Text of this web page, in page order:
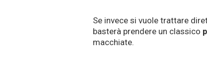
Se invece si vuole trattare
basterà prendere un classico
macchiate.